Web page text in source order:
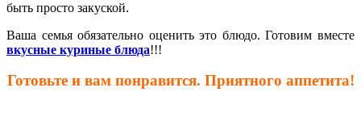
быть просто закуской.
Ваша семья обязательно оценить это блюдо. Готовим вместе
вкусные куриные блюда!!!
Готовьте и вам понравится. Приятного аппетита!